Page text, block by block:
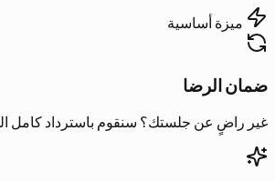
ميزة أساسية
ضمان الرضا
غير راضٍ عن جلستك؟ سنقوم باسترداد كامل